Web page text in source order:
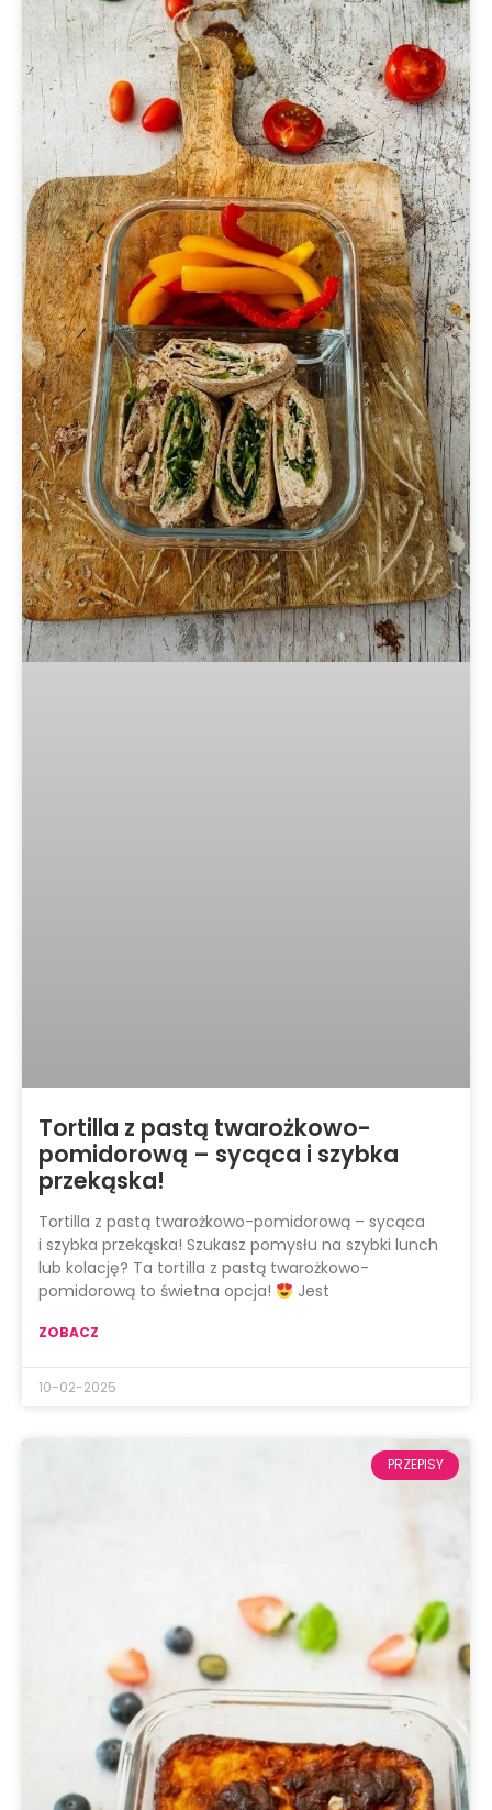
Tortilla z pastą twarożkowo-
pomidorową – sycąca i szybka
przekąska!
Tortilla z pastą twarożkowo-pomidorową – sycąca
i szybka przekąska! Szukasz pomysłu na szybki lunch
lub kolację? Ta tortilla z pastą twarożkowo-
pomidorową to świetna opcja!
Jest
ZOBACZ
10-02-2025
PRZEPISY